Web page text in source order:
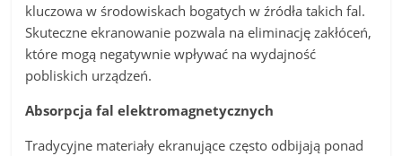
kluczowa w środowiskach bogatych w źródła takich fal.
Skuteczne ekranowanie pozwala na eliminację zakłóceń,
które mogą negatywnie wpływać na wydajność
pobliskich urządzeń.
Absorpcja fal elektromagnetycznych
Tradycyjne materiały ekranujące często odbijają ponad